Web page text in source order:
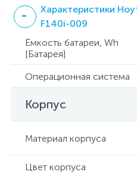
Характеристики
F140i-009
Ёмкость батареи, Wh
[Батарея]
Операционная система
Корпус
Материал корпуса
Цвет корпуса